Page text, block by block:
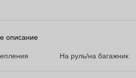
описание
На руль/на багажник